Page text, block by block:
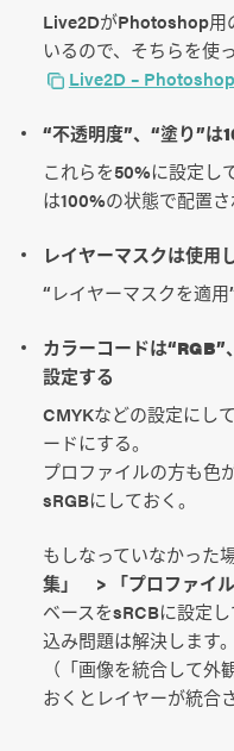
Live2DがPhotoshop用
いるので、そちらを使
Live2D –
“不透明度”、“塗り”は
これらを50%に設定し
は100%の状態で配置さ
レイヤーマスクは使用
“レイヤーマスクを適用
カラーコードは
設定する
CMYKなどの設定にし
ードにする。
プロファイルの方も色
sRGBにしておく。
もしなっていなかった
集」 > 「プロファイル
ベースをsRCBに設定
込み問題は解決します。
（「画像を統合して
おくとレイヤーが統合